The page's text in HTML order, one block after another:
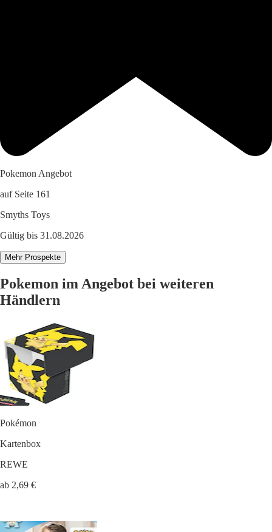
Pokemon Angebot
auf Seite 161
Smyths Toys
Gültig bis 31.08.2026
Mehr Prospekte
Pokemon im Angebot bei weiteren
Händlern
Pokémon
Kartenbox
REWE
ab 2,69 €